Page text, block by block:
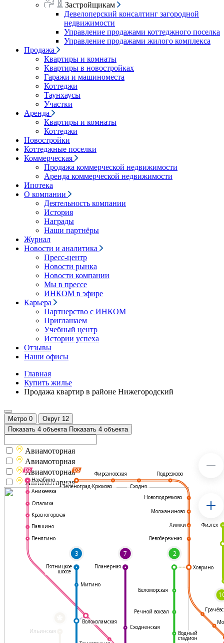
Застройщикам
Девелоперский консалтинг загородной
недвижимости
Управление продажами коттеджного поселка
Управление продажами жилого комплекса
Продажа
Квартиры и комнаты
Квартиры в новостройках
Гаражи и машиноместа
Коттеджи
Таунхаусы
Участки
Аренда
Квартиры и комнаты
Коттеджи
Новостройки
Коттеджные поселки
Коммерческая
Продажа коммерческой недвижимости
Аренда коммерческой недвижимости
Ипотека
О компании
Деятельность компании
История
Награды
Наши партнёры
Журнал
Новости и аналитика
Пресс-центр
Новости рынка
Новости компании
Мы в прессе
ИНКОМ в эфире
Карьера
Партнерство с ИНКОМ
Приглашаем
Учебный центр
Истории успеха
Отзывы
Наши офисы
Главная
Купить жилье
Продажа квартир в районе Нижегородский
Метро 0 Округ 12
Показать 4 объекта Показать 4 объекта
Ильинская
3 7 2
Фирсановская
Сходня
Подрезково
Новоподрезково
Молжаниново
Химки
Левобережная
Ховрино
Водный
стадион
Сходненская
Волоколамская
Митино
Нахабино
Аникеевка
Опалиха
Красногорская
Павшино
Пенягино
Пятницкое
шоссе
Планерная
Физтех
Речной вокзал
Беломорская
Зеленоград-Крюково
Авиамоторная
Авиамоторная
Авиамоторная
Авиамоторная